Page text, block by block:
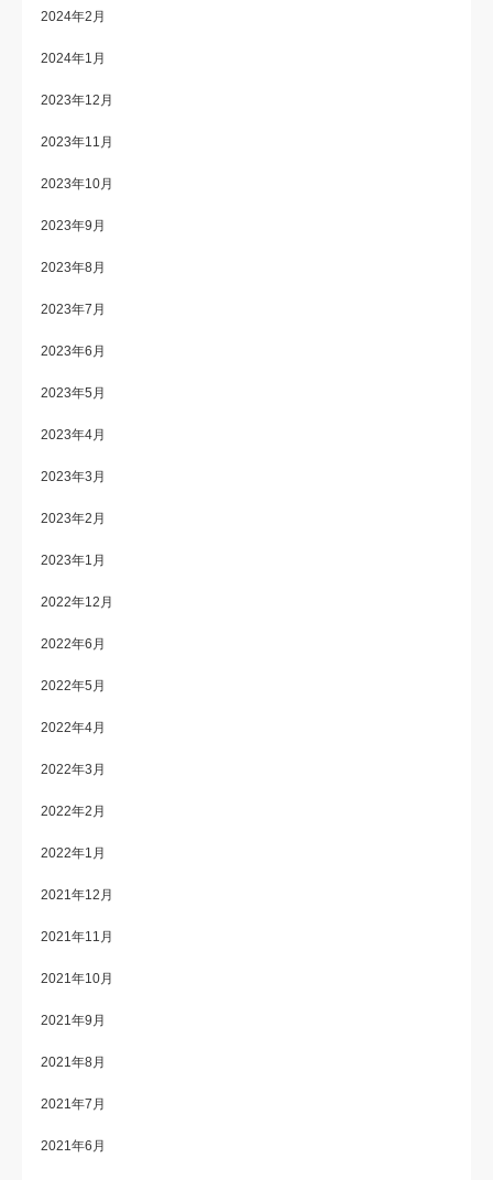
2024年2月
2024年1月
2023年12月
2023年11月
2023年10月
2023年9月
2023年8月
2023年7月
2023年6月
2023年5月
2023年4月
2023年3月
2023年2月
2023年1月
2022年12月
2022年6月
2022年5月
2022年4月
2022年3月
2022年2月
2022年1月
2021年12月
2021年11月
2021年10月
2021年9月
2021年8月
2021年7月
2021年6月